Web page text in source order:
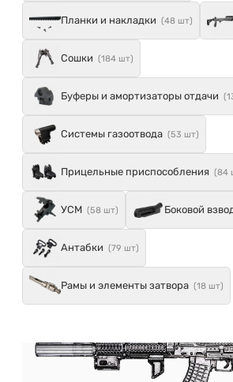
Планки и накладки (48 шт)
Сошки (184 шт)
Буферы и амортизаторы отдачи
Системы газоотвода (53 шт)
Прицельные приспособления (84
УСМ (58 шт) Боковой
Антабки (79 шт)
Рамы и элементы затвора (18 шт)